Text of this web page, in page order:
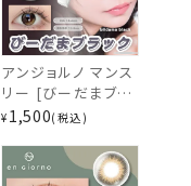
アンジョルノ マンス
リー [びーだまブラ
ック] 1ヶ月 [2枚入]
1Month EC96040
¥ 1,500 税込